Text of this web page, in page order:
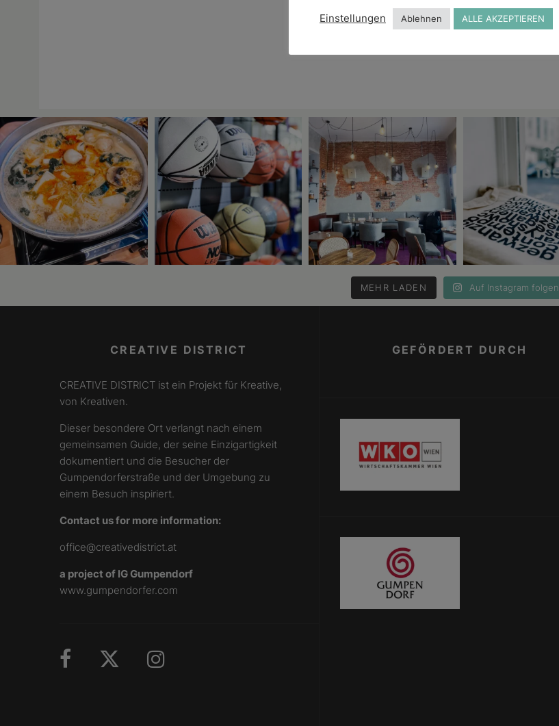
MEHR LADEN Auf Instagram folgen
CREATIVE DISTRICT
CREATIVE DISTRICT ist ein Projekt für Kreative,
von Kreativen.
Dieser besondere Ort verlangt nach einem
gemeinsamen Guide, der seine Einzigartigkeit
dokumentiert und die Besucher der
Gumpendorferstraße und der Umgebung zu
einem Besuch inspiriert.
Contact us for more information:
office@creativedistrict.at
a project of IG Gumpendorf
www.gumpendorfer.com
GEFÖRDERT DURCH
Einstellungen Ablehnen ALLE AKZEPTIEREN